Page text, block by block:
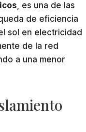
, es una de las
de eficiencia
sol en electricidad
de la red
a una menor